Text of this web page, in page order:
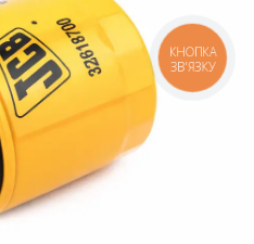
КНОПКА
ЗВ'ЯЗКУ